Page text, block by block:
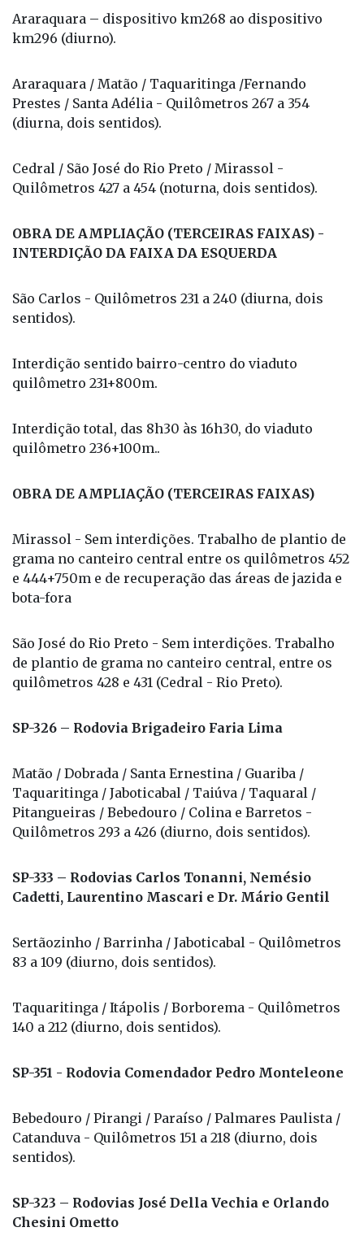
Araraquara – dispositivo km268 ao dispositivo
km296 (diurno).
Araraquara / Matão / Taquaritinga /Fernando
Prestes / Santa Adélia - Quilômetros 267 a 354
(diurna, dois sentidos).
Cedral / São José do Rio Preto / Mirassol -
Quilômetros 427 a 454 (noturna, dois sentidos).
OBRA DE AMPLIAÇÃO (TERCEIRAS FAIXAS) -
INTERDIÇÃO DA FAIXA DA ESQUERDA
São Carlos - Quilômetros 231 a 240 (diurna, dois
sentidos).
Interdição sentido bairro-centro do viaduto
quilômetro 231+800m.
Interdição total, das 8h30 às 16h30, do viaduto
quilômetro 236+100m..
OBRA DE AMPLIAÇÃO (TERCEIRAS FAIXAS)
Mirassol - Sem interdições. Trabalho de plantio de
grama no canteiro central entre os quilômetros 452
e 444+750m e de recuperação das áreas de jazida e
bota-fora
São José do Rio Preto - Sem interdições. Trabalho
de plantio de grama no canteiro central, entre os
quilômetros 428 e 431 (Cedral - Rio Preto).
SP-326 – Rodovia Brigadeiro Faria Lima
Matão / Dobrada / Santa Ernestina / Guariba /
Taquaritinga / Jaboticabal / Taiúva / Taquaral /
Pitangueiras / Bebedouro / Colina e Barretos -
Quilômetros 293 a 426 (diurno, dois sentidos).
SP-333 – Rodovias Carlos Tonanni, Nemésio
Cadetti, Laurentino Mascari e Dr. Mário Gentil
Sertãozinho / Barrinha / Jaboticabal - Quilômetros
83 a 109 (diurno, dois sentidos).
Taquaritinga / Itápolis / Borborema - Quilômetros
140 a 212 (diurno, dois sentidos).
SP-351 - Rodovia Comendador Pedro Monteleone
Bebedouro / Pirangi / Paraíso / Palmares Paulista /
Catanduva - Quilômetros 151 a 218 (diurno, dois
sentidos).
SP-323 – Rodovias José Della Vechia e Orlando
Chesini Ometto